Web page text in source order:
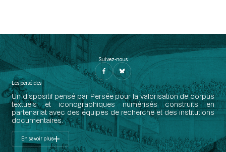
Suivez-nous
Les perséides
Un dispositif pensé par Persée pour la valorisation de corpus
textuels et iconographiques numérisés construits en
partenariat avec des équipes de recherche et des institutions
documentaires.
En savoir plus